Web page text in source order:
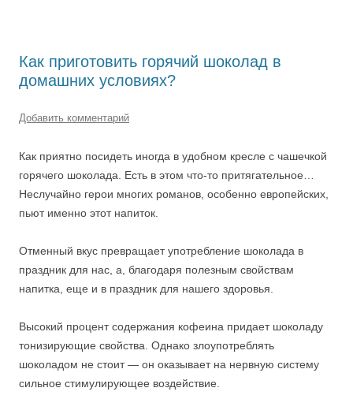
Как приготовить горячий шоколад в
домашних условиях?
Добавить комментарий
Как приятно посидеть иногда в удобном кресле с чашечкой
горячего шоколада. Есть в этом что-то притягательное…
Неслучайно герои многих романов, особенно европейских,
пьют именно этот напиток.
Отменный вкус превращает употребление шоколада в
праздник для нас, а, благодаря полезным свойствам
напитка, еще и в праздник для нашего здоровья.
Высокий процент содержания кофеина придает шоколаду
тонизирующие свойства. Однако злоупотреблять
шоколадом не стоит — он оказывает на нервную систему
сильное стимулирующее воздействие.